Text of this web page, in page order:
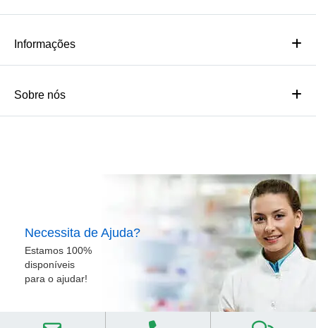
Informações
Sobre nós
Necessita de Ajuda?
Estamos 100%
disponíveis
para o ajudar!